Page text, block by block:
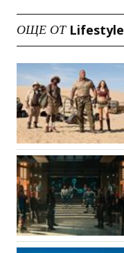
ОЩЕ ОТ Lifestyle